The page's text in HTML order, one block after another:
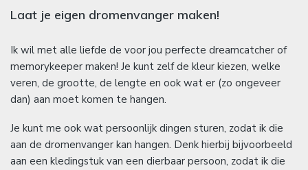
Laat je eigen dromenvanger maken!
Ik wil met alle liefde de voor jou perfecte dreamcatcher of
memorykeeper maken! Je kunt zelf de kleur kiezen, welke
veren, de grootte, de lengte en ook wat er (zo ongeveer
dan) aan moet komen te hangen.
Je kunt me ook wat persoonlijk dingen sturen, zodat ik die
aan de dromenvanger kan hangen. Denk hierbij bijvoorbeeld
aan een kledingstuk van een dierbaar persoon, zodat ik die